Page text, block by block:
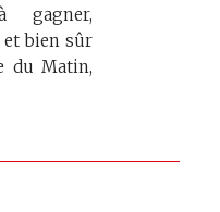
gagner,
et bien sûr
du Matin,